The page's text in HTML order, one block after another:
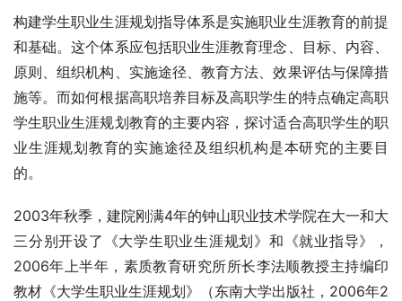
构建学生职业生涯规划指导体系是实施职业生涯教育的前提
和基础。这个体系应包括职业生涯教育理念、目标、内容、
原则、组织机构、实施途径、教育方法、效果评估与保障措
施等。而如何根据高职培养目标及高职学生的特点确定高职
学生职业生涯规划教育的主要内容，探讨适合高职学生的职
业生涯规划教育的实施途径及组织机构是本研究的主要目
的。
2003年秋季，建院刚满4年的钟山职业技术学院在大一和大
三分别开设了《大学生职业生涯规划》和《就业指导》，
2006年上半年，素质教育研究所所长李法顺教授主持编印
教材《大学生职业生涯规划》（东南大学出版社，2006年2